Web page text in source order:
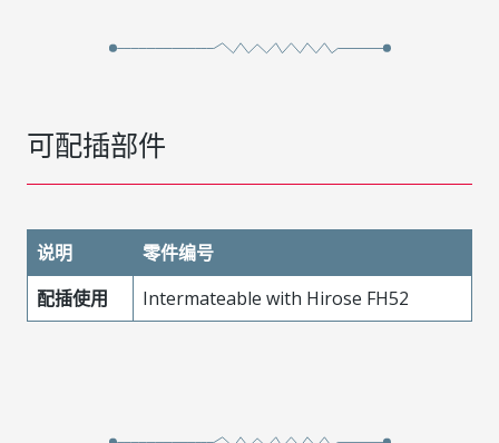
可配插部件
说明
零件编号
配插使用
Intermateable with Hirose FH52